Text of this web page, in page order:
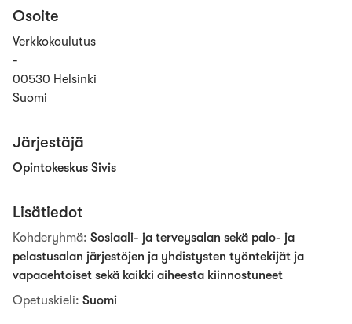
Osoite
Verkkokoulutus
-
00530 Helsinki
Suomi
Järjestäjä
Opintokeskus Sivis
Lisätiedot
Kohderyhmä: Sosiaali- ja terveysalan sekä palo- ja
pelastusalan järjestöjen ja yhdistysten työntekijät ja
vapaaehtoiset sekä kaikki aiheesta kiinnostuneet
Opetuskieli: Suomi